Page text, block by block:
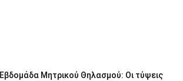
Εβδομάδα Μητρικού Θηλασμού: Οι τύψεις